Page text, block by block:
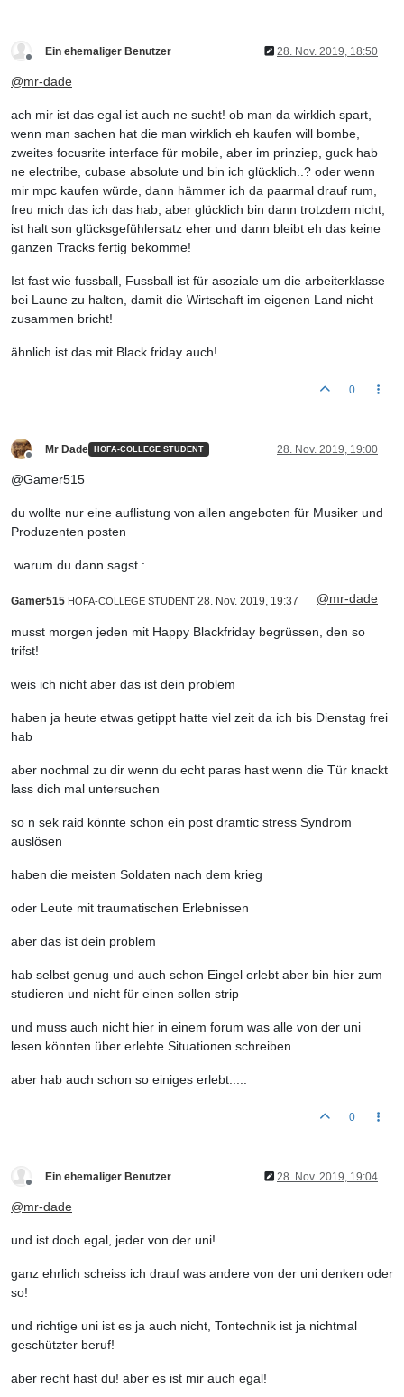
Ein ehemaliger Benutzer 28. Nov. 2019, 18:50
@mr-dade
ach mir ist das egal ist auch ne sucht! ob man da wirklich spart,
wenn man sachen hat die man wirklich eh kaufen will bombe,
zweites focusrite interface für mobile, aber im prinziep, guck hab
ne electribe, cubase absolute und bin ich glücklich..? oder wenn
mir mpc kaufen würde, dann hämmer ich da paarmal drauf rum,
freu mich das ich das hab, aber glücklich bin dann trotzdem nicht,
ist halt son glücksgefühlersatz eher und dann bleibt eh das keine
ganzen Tracks fertig bekomme!
Ist fast wie fussball, Fussball ist für asoziale um die arbeiterklasse
bei Laune zu halten, damit die Wirtschaft im eigenen Land nicht
zusammen bricht!
ähnlich ist das mit Black friday auch!
0
Mr Dade HOFA-COLLEGE STUDENT 28. Nov. 2019, 19:00
@Gamer515
du wollte nur eine auflistung von allen angeboten für Musiker und
Produzenten posten
warum du dann sagst :
Gamer515 HOFA-COLLEGE STUDENT 28. Nov. 2019, 19:37 @mr-dade
musst morgen jeden mit Happy Blackfriday begrüssen, den so
trifst!
weis ich nicht aber das ist dein problem
haben ja heute etwas getippt hatte viel zeit da ich bis Dienstag frei
hab
aber nochmal zu dir wenn du echt paras hast wenn die Tür knackt
lass dich mal untersuchen
so n sek raid könnte schon ein post dramtic stress Syndrom
auslösen
haben die meisten Soldaten nach dem krieg
oder Leute mit traumatischen Erlebnissen
aber das ist dein problem
hab selbst genug und auch schon Eingel erlebt aber bin hier zum
studieren und nicht für einen sollen strip
und muss auch nicht hier in einem forum was alle von der uni
lesen könnten über erlebte Situationen schreiben...
aber hab auch schon so einiges erlebt.....
0
Ein ehemaliger Benutzer 28. Nov. 2019, 19:04
@mr-dade
und ist doch egal, jeder von der uni!
ganz ehrlich scheiss ich drauf was andere von der uni denken oder
so!
und richtige uni ist es ja auch nicht, Tontechnik ist ja nichtmal
geschützter beruf!
aber recht hast du! aber es ist mir auch egal!